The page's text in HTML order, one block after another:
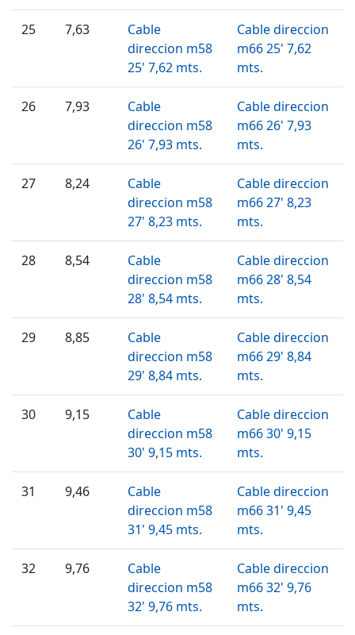
25 7,63
Cable
direccion m58
25' 7,62 mts.
Cable direccion
m66 25' 7,62
mts.
26 7,93
Cable
direccion m58
26' 7,93 mts.
Cable direccion
m66 26' 7,93
mts.
27 8,24
Cable
direccion m58
27' 8,23 mts.
Cable direccion
m66 27' 8,23
mts.
28 8,54
Cable
direccion m58
28' 8,54 mts.
Cable direccion
m66 28' 8,54
mts.
29 8,85
Cable
direccion m58
29' 8,84 mts.
Cable direccion
m66 29' 8,84
mts.
30 9,15
Cable
direccion m58
30' 9,15 mts.
Cable direccion
m66 30' 9,15
mts.
31 9,46
Cable
direccion m58
31' 9,45 mts.
Cable direccion
m66 31' 9,45
mts.
32 9,76
Cable
direccion m58
32' 9,76 mts.
Cable direccion
m66 32' 9,76
mts.